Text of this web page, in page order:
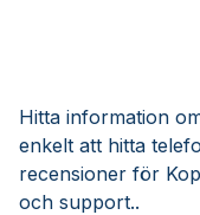
Hitta information
enkelt att hitta
recensioner för
och support..